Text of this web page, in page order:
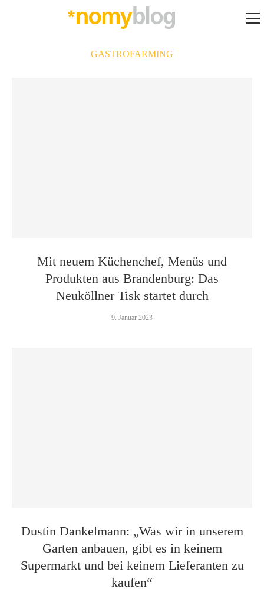
GASTROFARMING
Mit neuem Küchenchef, Menüs und
Produkten aus Brandenburg: Das
Neuköllner Tisk startet durch
9. Januar 2023
Dustin Dankelmann: „Was wir in unserem
Garten anbauen, gibt es in keinem
Supermarkt und bei keinem Lieferanten zu
kaufen“